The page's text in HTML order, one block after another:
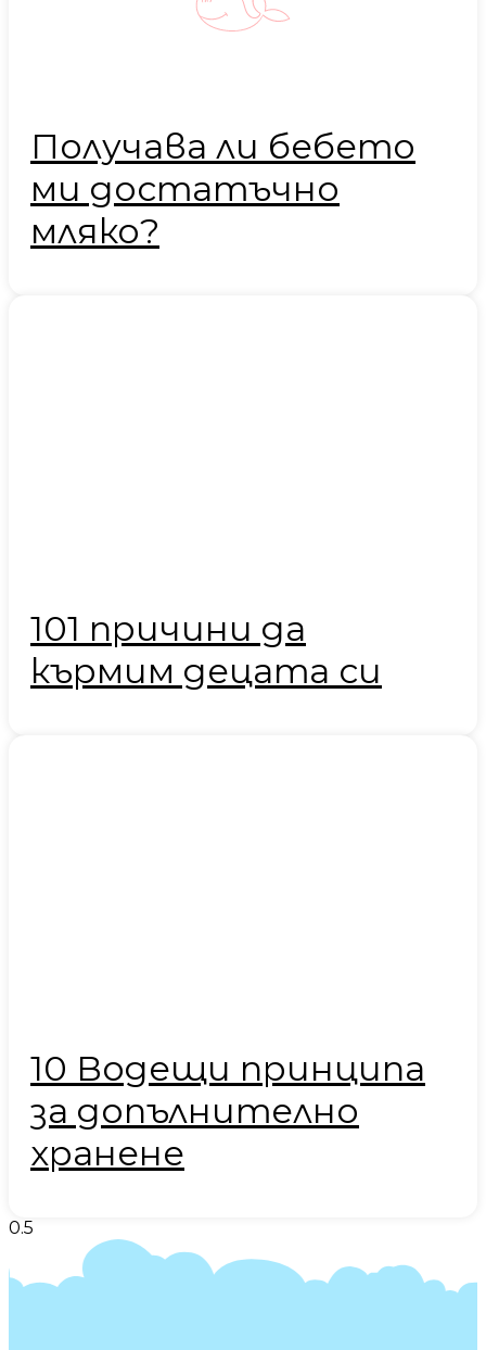
Получава ли бебето
ми достатъчно
мляко?
101 причини да
кърмим децата си
10 Водещи принципа
за допълнително
хранене